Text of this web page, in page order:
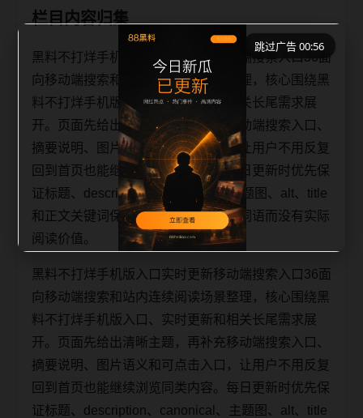
栏目内容归集
黑料不打烊手机版入口实时更新移动端搜索入口36面
向移动端搜索和站内连续阅读场景整理，核心围绕黑
料不打烊手机版入口、实时更新和相关长尾需求展
开。页面先给出清晰主题，再补充移动端搜索入口、
摘要说明、图片语义和可点击入口，让用户不用反复
回到首页也能继续浏览同类内容。每日更新时优先保
证标题、description、canonical、主题图、alt、title
和正文关键词保持一致，避免只替换词语而没有实际
阅读价值。
黑料不打烊手机版入口实时更新移动端搜索入口36面
向移动端搜索和站内连续阅读场景整理，核心围绕黑
料不打烊手机版入口、实时更新和相关长尾需求展
开。页面先给出清晰主题，再补充移动端搜索入口、
摘要说明、图片语义和可点击入口，让用户不用反复
回到首页也能继续浏览同类内容。每日更新时优先保
证标题、description、canonical、主题图、alt、title
跳过广告 00:56